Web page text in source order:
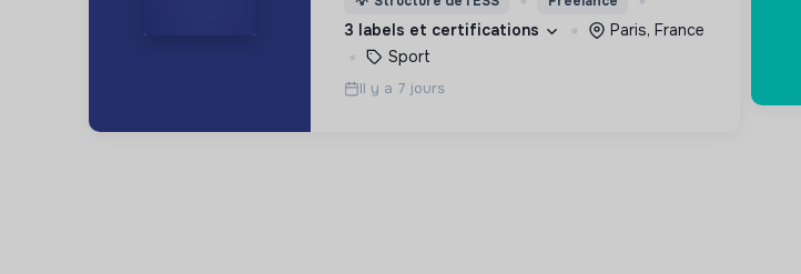
fédératrices du sport
3 labels et certifications
Paris, France
Sport
Il y a 7 jours